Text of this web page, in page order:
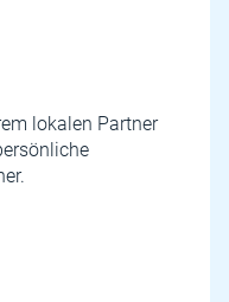
lokalen Partner